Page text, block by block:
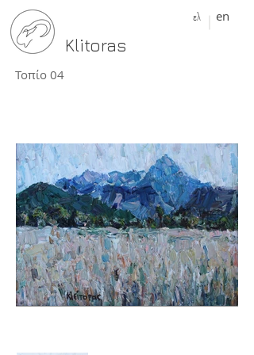
Klitoras
ελ en
Τοπίο 04